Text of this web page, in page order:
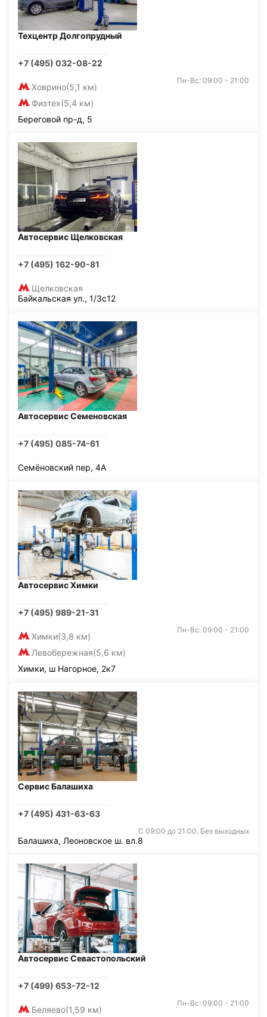
Техцентр Долгопрудный
+7 (495) 032-08-22
Ховрино(5,1 км)
Физтех(5,4 км)
Пн-Вс: 09:00 - 21:00
Береговой пр-д, 5
Автосервис Щелковская
+7 (495) 162-90-81
Щелковская
Байкальская ул., 1/3с12
Автосервис Семеновская
+7 (495) 085-74-61
Семёновский пер, 4А
Автосервис Химки
+7 (495) 989-21-31
Химки(3,8 км)
Левобережная(5,6 км)
Пн-Вс: 09:00 - 21:00
Химки, ш Нагорное, 2к7
Сервис Балашиха
+7 (495) 431-63-63
С 09:00 до 21:00. Без выходных
Балашиха, Леоновское ш. вл.8
Автосервис Севастопольский
+7 (499) 653-72-12
Беляево(1,59 км)
Пн-Вс: 09:00 - 21:00